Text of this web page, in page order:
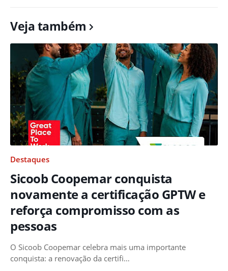
Veja também
Destaques
Sicoob Coopemar conquista
novamente a certificação GPTW e
reforça compromisso com as
pessoas
O Sicoob Coopemar celebra mais uma importante
conquista: a renovação da certifi…